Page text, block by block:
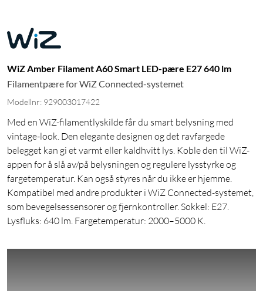
WiZ Amber Filament A60 Smart LED-pære E27 640 lm
Filamentpære for WiZ Connected-systemet
Modellnr: 929003017422
Med en WiZ-filamentlyskilde får du smart belysning med
vintage-look. Den elegante designen og det ravfargede
belegget kan gi et varmt eller kaldhvitt lys. Koble den til WiZ-
appen for å slå av/på belysningen og regulere lysstyrke og
fargetemperatur. Kan også styres når du ikke er hjemme.
Kompatibel med andre produkter i WiZ Connected-systemet,
som bevegelsessensorer og fjernkontroller. Sokkel: E27.
Lysfluks: 640 lm. Fargetemperatur: 2000–5000 K.